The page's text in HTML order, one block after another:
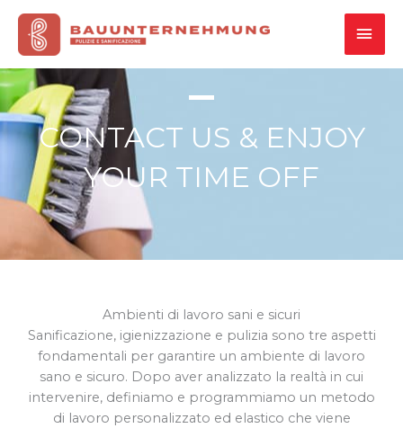
contenuto
CONTACT US & ENJOY
YOUR TIME OFF
Ambienti di lavoro sani e sicuri
Sanificazione, igienizzazione e pulizia sono tre aspetti
fondamentali per garantire un ambiente di lavoro
sano e sicuro. Dopo aver analizzato la realtà in cui
intervenire, definiamo e programmiamo un metodo
di lavoro personalizzato ed elastico che viene